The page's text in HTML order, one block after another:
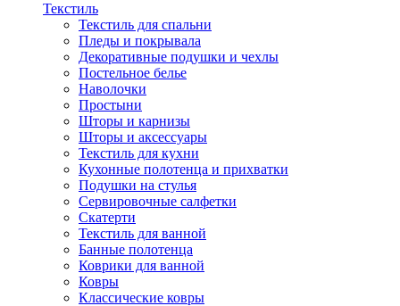
Текстиль
Текстиль для спальни
Пледы и покрывала
Декоративные подушки и чехлы
Постельное белье
Наволочки
Простыни
Шторы и карнизы
Шторы и аксессуары
Текстиль для кухни
Кухонные полотенца и прихватки
Подушки на стулья
Сервировочные салфетки
Скатерти
Текстиль для ванной
Банные полотенца
Коврики для ванной
Ковры
Классические ковры